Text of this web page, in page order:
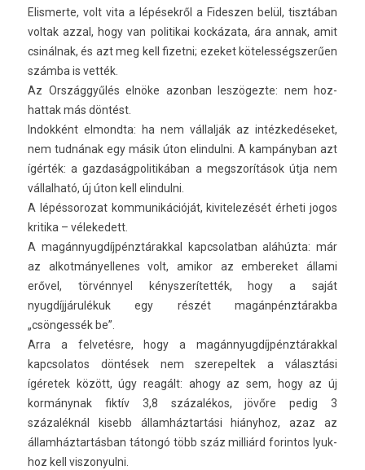
Elis­merte, volt vita a lépésekről a Fidesz­en belül, tisztában
vol­tak azzal, hogy van politikai kockázata, ára annak, amit
csinálnak, és azt meg kell fizet­ni; ezeket köteles­ségszerű­en
számba is vették.
Az Országgyűlés elnöke azon­ban leszögezte: nem hoz­
hattak más döntést.
In­dok­ként el­mondta: ha nem vállalják az intézkedéseket,
nem tudnának egy másik úton elin­dulni. A kampányban azt
ígérték: a gaz­daság­politikában a megszorítások útja nem
vál­lalható, új úton kell elin­dulni.
A lépés­sorozat kom­munikációját, kivitelezését érheti jogos
kritika – vélekedett.
A magán­nyug­díjpénztárakk­al kapcsolat­ban aláhúzta: már
az al­kot­mányel­lenes volt, amikor az em­bereket állami
erővel, törvénnyel kénys­zerítet­ték, hogy a saját
nyugdíjjárulékuk egy részét magánpénztárakba
„csöngessék be”.
Arra a fel­vetés­re, hogy a magán­nyug­díjpénztárakk­al
kapcsolatos döntések nem szerepel­tek a választási
ígéretek között, úgy reagált: ahogy az sem, hogy az új
kormánynak fiktív 3,8 százalékos, jövőre pedig 3
százaléknál kisebb államháztartási hiányhoz, azaz az
államháztartásban tátongó több száz milliárd forin­tos lyuk­
hoz kell vis­zonyul­ni.